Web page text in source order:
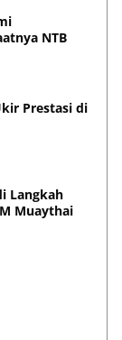
NTB
Prestasi di
Langkah
Muaythai